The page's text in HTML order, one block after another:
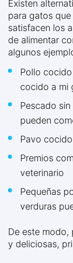
Existen
para gatos
satisfacen los
de alimentar
algunos
Pollo
cocido a mi
Pescado
pueden
Pavo
Premios
veterinario
Pequeñas
verduras
De este modo,
y deliciosas,